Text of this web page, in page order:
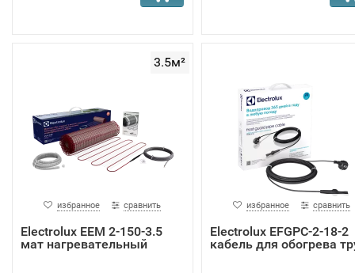
3.5м²
избранное сравнить
Electrolux EEM 2-150-3.5
мат нагревательный
избранное сравнить
Electrolux EFGPC-2-18-2
кабель для обогрева